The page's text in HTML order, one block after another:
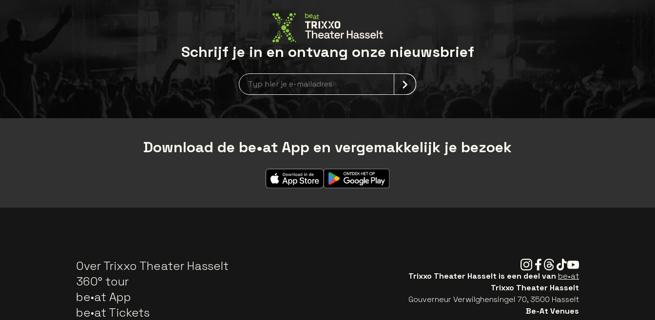
Schrijf je in en ontvang onze nieuwsbrief
Nieuwsbrief aanmelding
Download de be•at App en vergemakkelijk je bezoek
Over Trixxo Theater Hasselt
360° tour
be•at App
be•at Tickets
Instagram
Facebook
Threads
TiktokYoutube
Trixxo Theater Hasselt is een deel van be•at
Trixxo Theater Hasselt
Gouverneur Verwilghensingel 70, 3500 Hasselt
Be-At Venues